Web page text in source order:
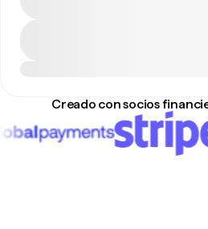
Creado con socios